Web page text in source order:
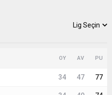
Lig Seçin
OY AV PU
34 47 77